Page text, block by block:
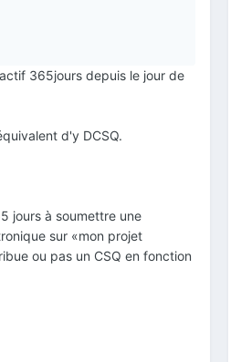
365jours depuis le jour de
d'y DCSQ.
jours à soumettre une
sur «mon projet
ou pas un CSQ en fonction